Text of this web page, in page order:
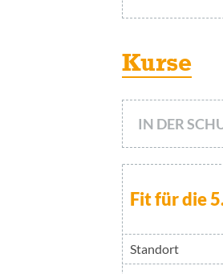
Kurse
Wählen Sie einen
IN DER
Fit für die
Standort